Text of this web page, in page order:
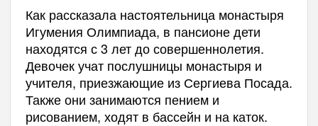
Как рассказала настоятельница монастыря
Игумения Олимпиада, в пансионе дети
находятся с 3 лет до совершеннолетия.
Девочек учат послушницы монастыря и
учителя, приезжающие из Сергиева Посада.
Также они занимаются пением и
рисованием, ходят в бассейн и на каток.